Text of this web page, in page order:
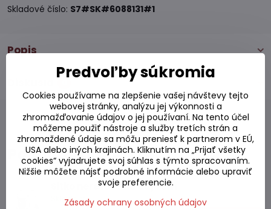
Skladové číslo: S7#SK#6088131#1
Popis
Podobné produkty
Sitko nerezové na čaj 7cm
Skladom
Predvoľby súkromia
Cookies používame na zlepšenie vašej návštevy tejto
webovej stránky, analýzu jej výkonnosti a
zhromažďovanie údajov o jej používaní. Na tento účel
môžeme použiť nástroje a služby tretích strán a
zhromaždené údaje sa môžu preniesť k partnerom v EÚ,
USA alebo iných krajinách. Kliknutím na „Prijať všetky
cookies“ vyjadrujete svoj súhlas s týmto spracovaním.
Nižšie môžete nájsť podrobné informácie alebo upraviť
svoje preferencie.
Zásady ochrany osobných údajov